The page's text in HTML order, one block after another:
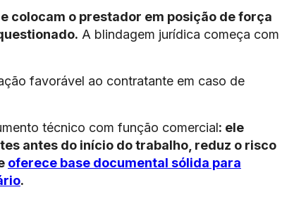
colocam o prestador em posição de força
A blindagem jurídica começa com
favorável ao contratante em caso de
técnico com função comercial: ele
antes do início do trabalho, reduz o risco
oferece base documental sólida para
.